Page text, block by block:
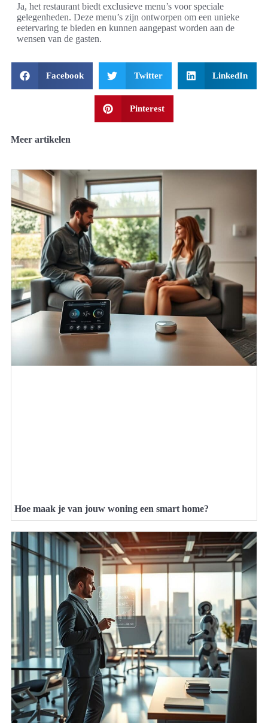
Ja, het restaurant biedt exclusieve menu’s voor speciale
gelegenheden. Deze menu’s zijn ontworpen om een unieke
eetervaring te bieden en kunnen aangepast worden aan de
wensen van de gasten.
Facebook Twitter LinkedIn
Pinterest
Meer artikelen
Hoe maak je van jouw woning een smart home?